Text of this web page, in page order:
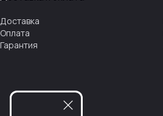
Доставка
Оплата
Гарантия